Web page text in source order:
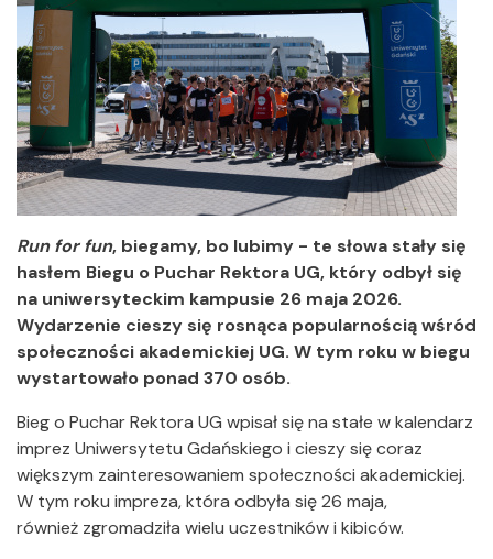
Run for fun, biegamy, bo lubimy - te słowa stały się
hasłem Biegu o Puchar Rektora UG, który odbył się
na uniwersyteckim kampusie 26 maja 2026.
Wydarzenie cieszy się rosnąca popularnością wśród
społeczności akademickiej UG. W tym roku w biegu
wystartowało ponad 370 osób.
Bieg o Puchar Rektora UG wpisał się na stałe w kalendarz
imprez Uniwersytetu Gdańskiego i cieszy się coraz
większym zainteresowaniem społeczności akademickiej.
W tym roku impreza, która odbyła się 26 maja,
również zgromadziła wielu uczestników i kibiców.